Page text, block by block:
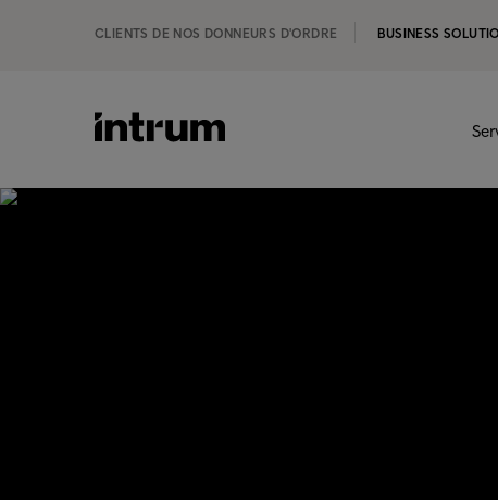
CLIENTS DE NOS DONNEURS D'ORDRE BUSINESS